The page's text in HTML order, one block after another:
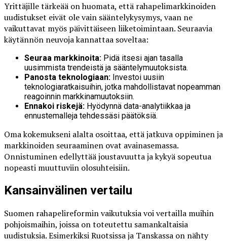
Yrittäjille tärkeää on huomata, että rahapelimarkkinoiden
uudistukset eivät ole vain sääntelykysymys, vaan ne
vaikuttavat myös päivittäiseen liiketoimintaan. Seuraavia
käytännön neuvoja kannattaa soveltaa:
Seuraa markkinoita: Pidä itsesi ajan tasalla
uusimmista trendeistä ja sääntelymuutoksista.
Panosta teknologiaan: Investoi uusiin
teknologiaratkaisuihin, jotka mahdollistavat nopeamman
reagoinnin markkinamuutoksiin.
Ennakoi riskejä: Hyödynnä data-analytiikkaa ja
ennustemalleja tehdessäsi päätöksiä.
Oma kokemukseni alalta osoittaa, että jatkuva oppiminen ja
markkinoiden seuraaminen ovat avainasemassa.
Onnistuminen edellyttää joustavuutta ja kykyä sopeutua
nopeasti muuttuviin olosuhteisiin.
Kansainvälinen vertailu
Suomen rahapelireformin vaikutuksia voi vertailla muihin
pohjoismaihin, joissa on toteutettu samankaltaisia
uudistuksia. Esimerkiksi Ruotsissa ja Tanskassa on nähty